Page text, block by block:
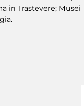
in Trastevere; Musei